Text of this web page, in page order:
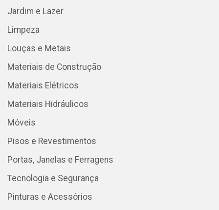
Jardim e Lazer
Limpeza
Louças e Metais
Materiais de Construção
Materiais Elétricos
Materiais Hidráulicos
Móveis
Pisos e Revestimentos
Portas, Janelas e Ferragens
Tecnologia e Segurança
Pinturas e Acessórios